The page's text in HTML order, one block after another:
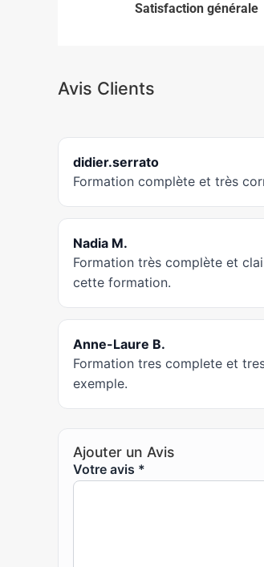
Satisfaction générale
Avis Clients
didier.serrato
Formation complète et très
Nadia M.
Formation très complète et
cette formation.
Anne-Laure B.
Formation tres complete et
exemple.
Ajouter un Avis
Votre avis *